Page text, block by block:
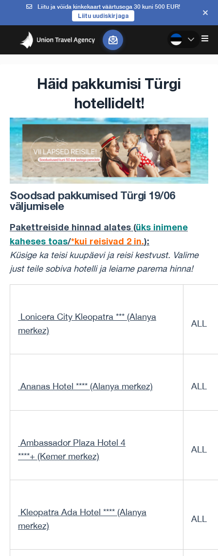
Liitu ja võida kinkekaart väärtusega 30 kuni 500 EUR!
Liitu uudiskirjaga
Häid pakkumisi Türgi
hotellidelt!
Soodsad pakkumised Türgi 19/06
väljumisele
Pakettreiside hinnad alates (üks inimene
kaheses toas/*kui reisivad 2 in.):
Küsige ka teisi kuupäevi ja reisi kestvust. Valime
just teile sobiva hotelli ja leiame parema hinna!
Lonicera City Kleopatra *** (Alanya
merkez)
ALL
Ananas Hotel **** (Alanya merkez) ALL
Ambassador Plaza Hotel 4
****+ (Kemer merkez)
ALL
Kleopatra Ada Hotel **** (Alanya
merkez)
ALL